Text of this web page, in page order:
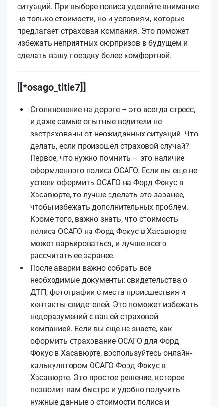
ситуаций. При выборе полиса уделяйте внимание
не только стоимости, но и условиям, которые
предлагает страховая компания. Это поможет
избежать неприятных сюрпризов в будущем и
сделать вашу поездку более комфортной.
[[*osago_title7]]
Столкновение на дороге – это всегда стресс,
и даже самые опытные водители не
застрахованы от неожиданных ситуаций. Что
делать, если произошел страховой случай?
Первое, что нужно помнить – это наличие
оформленного полиса ОСАГО. Если вы еще не
успели оформить ОСАГО на Форд Фокус в
Хасавюрте, то лучше сделать это заранее,
чтобы избежать дополнительных проблем.
Кроме того, важно знать, что стоимость
полиса ОСАГО на Форд Фокус в Хасавюрте
может варьироваться, и лучше всего
рассчитать ее заранее.
После аварии важно собрать все
необходимые документы: свидетельства о
ДТП, фотографии с места происшествия и
контакты свидетелей. Это поможет избежать
недоразумений с вашей страховой
компанией. Если вы еще не знаете, как
оформить страхование ОСАГО для Форд
Фокус в Хасавюрте, воспользуйтесь онлайн-
калькулятором ОСАГО Форд Фокус в
Хасавюрте. Это простое решение, которое
позволит вам быстро и удобно получить
нужные данные о стоимости полиса и